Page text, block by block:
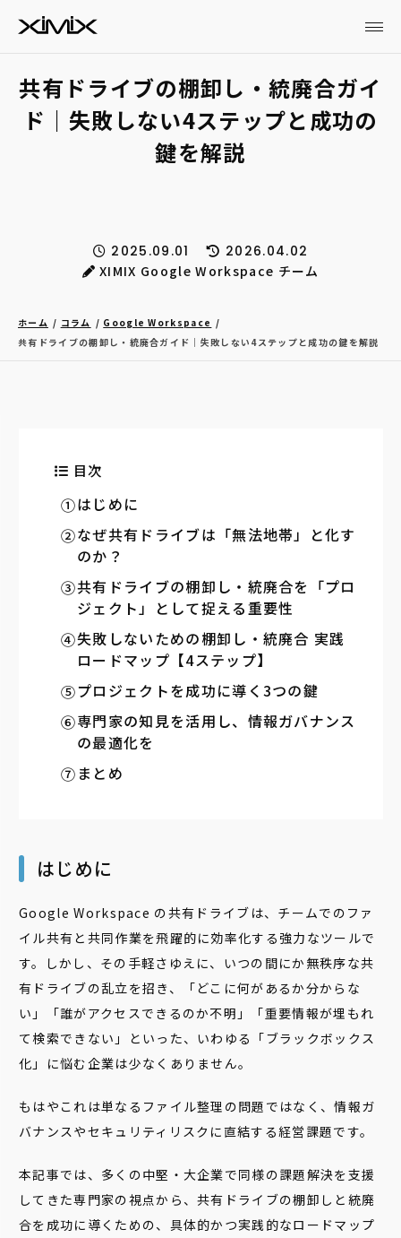
共有ドライブの棚卸し・統廃合ガイ
ド｜失敗しない4ステップと成功の
鍵を解説
2025.09.01
2026.04.02
XIMIX Google Workspace チーム
ホーム コラム
Google Workspace
共有ドライブの棚卸し・統廃合ガイド｜失敗しない4ステップと成功の鍵を解説
目次
はじめに
なぜ共有ドライブは「無法地帯」と化す
のか？
共有ドライブの棚卸し・統廃合を「プロ
ジェクト」として捉える重要性
失敗しないための棚卸し・統廃合 実践
ロードマップ【4ステップ】
プロジェクトを成功に導く3つの鍵
専門家の知見を活用し、情報ガバナンス
の最適化を
まとめ
はじめに
Google Workspace の共有ドライブは、チームでのファ
イル共有と共同作業を飛躍的に効率化する強力なツールで
す。しかし、その手軽さゆえに、いつの間にか無秩序な共
有ドライブの乱立を招き、「どこに何があるか分からな
い」「誰がアクセスできるのか不明」「重要情報が埋もれ
て検索できない」といった、いわゆる「ブラックボックス
化」に悩む企業は少なくありません。
もはやこれは単なるファイル整理の問題ではなく、情報ガ
バナンスやセキュリティリスクに直結する経営課題です。
本記事では、多くの中堅・大企業で同様の課題解決を支援
してきた専門家の視点から、共有ドライブの棚卸しと統廃
合を成功に導くための、具体的かつ実践的なロードマップ